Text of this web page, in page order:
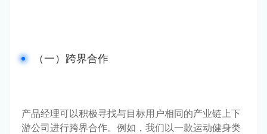
（一）跨界合作
产品经理可以积极寻找与目标用户相同的产业链上下
游公司进行跨界合作。例如，我们以一款运动健身类